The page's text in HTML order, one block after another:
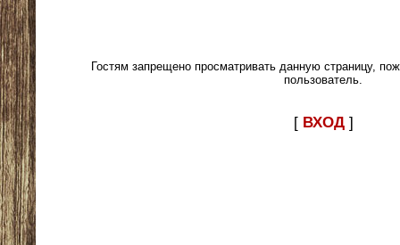
Гостям запрещено просматривать данную страницу,
пользователь.
[ ВХОД]